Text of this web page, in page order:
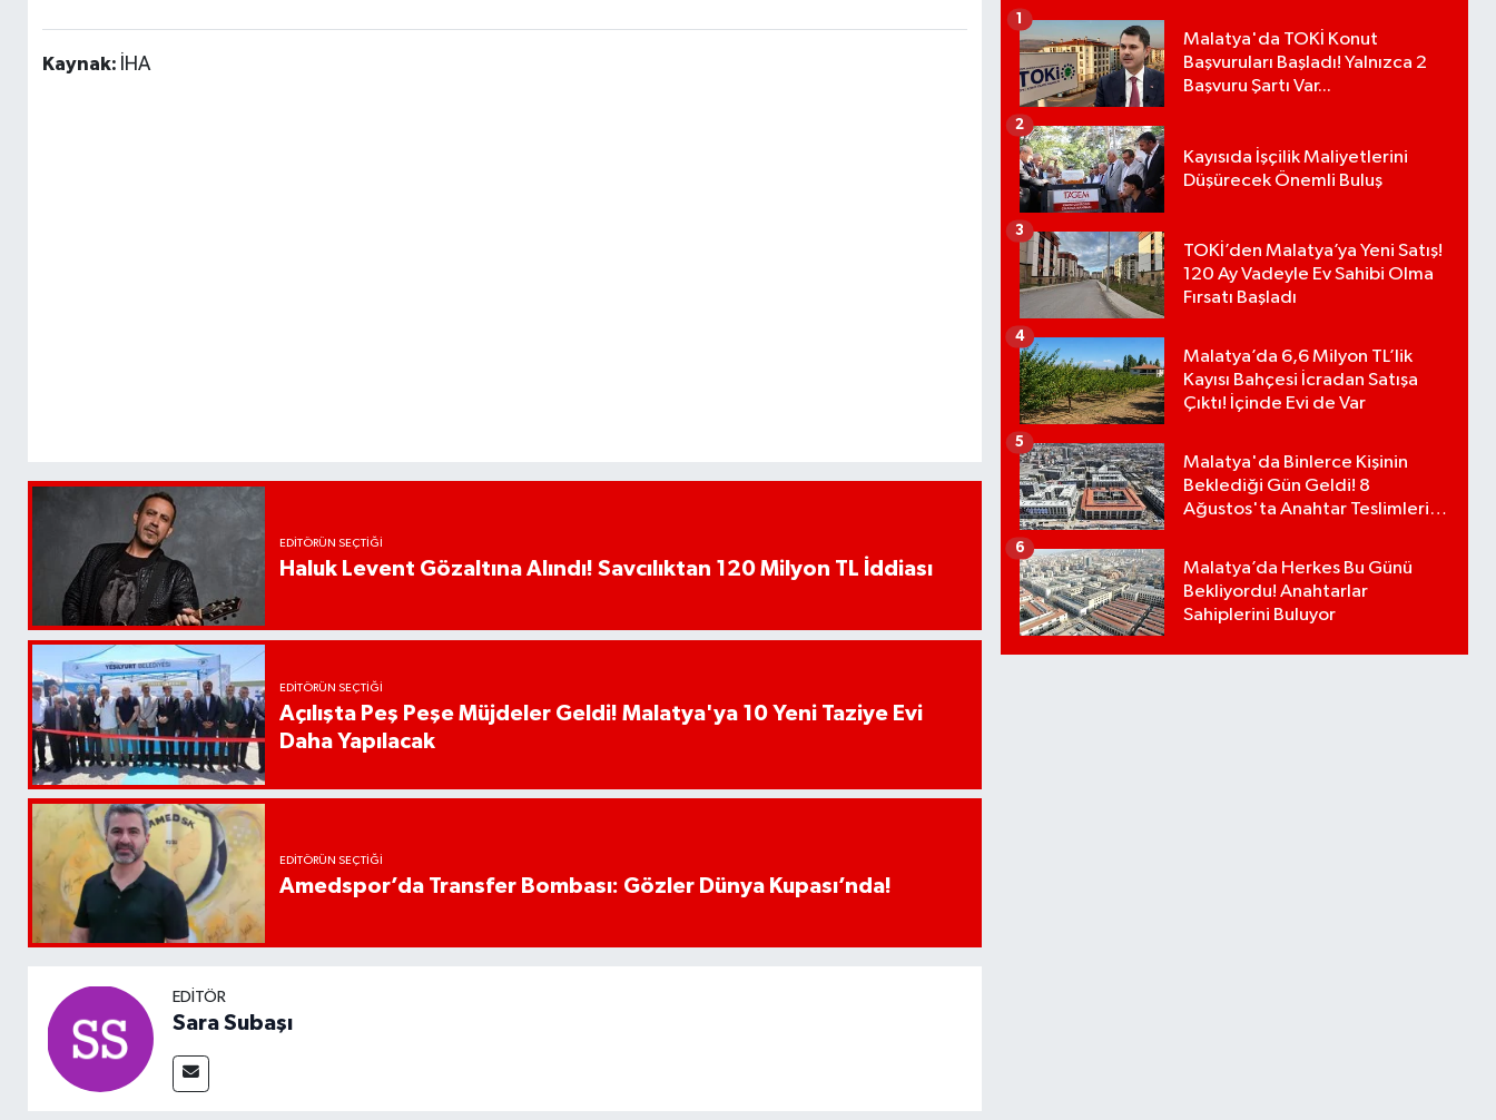
Kaynak: İHA
EDITÖRÜN SEÇTIĞI
Haluk Levent Gözaltına Alındı! Savcılıktan 120 Milyon TL İddiası
EDITÖRÜN SEÇTIĞI
Açılışta Peş Peşe Müjdeler Geldi! Malatya'ya 10 Yeni Taziye Evi
Daha Yapılacak
EDITÖRÜN SEÇTIĞI
Amedspor’da Transfer Bombası: Gözler Dünya Kupası’nda!
EDITÖR
Sara Subaşı
Malatya'da TOKİ Konut
Başvuruları Başladı! Yalnızca 2
Başvuru Şartı Var...
1
Kayısıda İşçilik Maliyetlerini
Düşürecek Önemli Buluş
2
TOKİ’den Malatya’ya Yeni Satış!
120 Ay Vadeyle Ev Sahibi Olma
Fırsatı Başladı
3
Malatya’da 6,6 Milyon TL’lik
Kayısı Bahçesi İcradan Satışa
Çıktı! İçinde Evi de Var
4
Malatya'da Binlerce Kişinin
Beklediği Gün Geldi! 8
Ağustos'ta Anahtar Teslimleri
5
Malatya’da Herkes Bu Günü
Bekliyordu! Anahtarlar
Sahiplerini Buluyor
6